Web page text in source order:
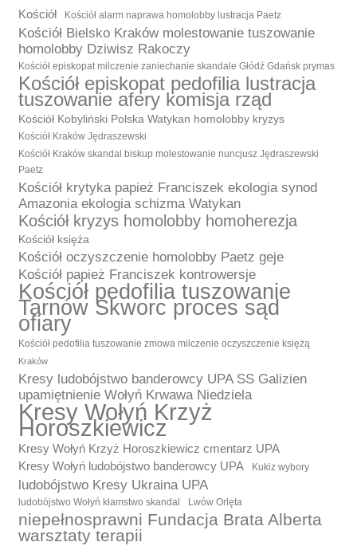
Kościół Kościół alarm naprawa homolobby lustracja Paetz
Kościół Bielsko Kraków molestowanie tuszowanie
homolobby Dziwisz Rakoczy
Kościół episkopat milczenie zaniechanie skandale Głódź Gdańsk prymas
Kościół episkopat pedofilia lustracja
tuszowanie afery komisja rząd
Kościół Kobyliński Polska Watykan homolobby kryzys
Kościół Kraków Jędraszewski
Kościół Kraków skandal biskup molestowanie nuncjusz Jędraszewski
Paetz
Kościół krytyka papież Franciszek ekologia synod
Amazonia ekologia schizma Watykan
Kościół kryzys homolobby homoherezja
Kościół księża
Kościół oczyszczenie homolobby Paetz geje
Kościół papież Franciszek kontrowersje
Kościół pedofilia tuszowanie
Tarnów Skworc proces sąd
ofiary
Kościół pedofilia tuszowanie zmowa milczenie oczyszczenie księżą
Kraków
Kresy ludobójstwo banderowcy UPA SS Galizien
upamiętnienie Wołyń Krwawa Niedziela
Kresy Wołyń Krzyż
Horoszkiewicz
Kresy Wołyń Krzyż Horoszkiewicz cmentarz UPA
Kresy Wołyń ludobójstwo banderowcy UPA
Kukiz wybory
ludobójstwo Kresy Ukraina UPA
ludobójstwo Wołyń kłamstwo skandal Lwów Orlęta
niepełnosprawni Fundacja Brata Alberta
warsztaty terapii